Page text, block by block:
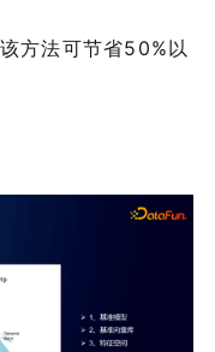
方法可节省50%以